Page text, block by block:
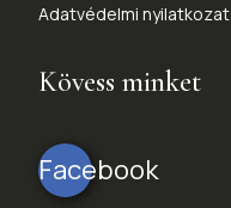
Adatvédelmi nyilatkozat
Kövess minket
Facebook